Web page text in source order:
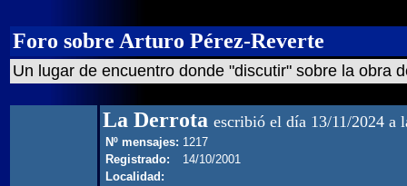
Foro sobre Arturo Pérez-Reverte
Un lugar de encuentro donde "discutir" sobre la obra
La Derrota escribió el día 13/11/2024 a
Nº mensajes: 1217
Registrado:
14/10/2001
Localidad: